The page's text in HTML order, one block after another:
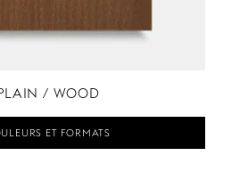
/ WOOD
ET FORMATS